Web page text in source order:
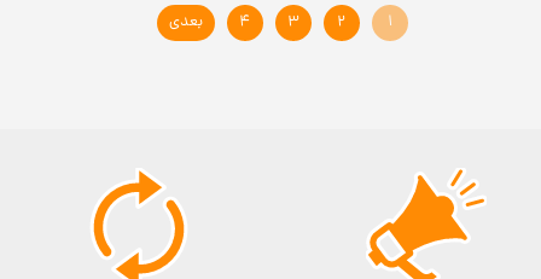
قدرت موتور
ظرفیت اسمی
۱ ۲ ۳ ۴ بعدی